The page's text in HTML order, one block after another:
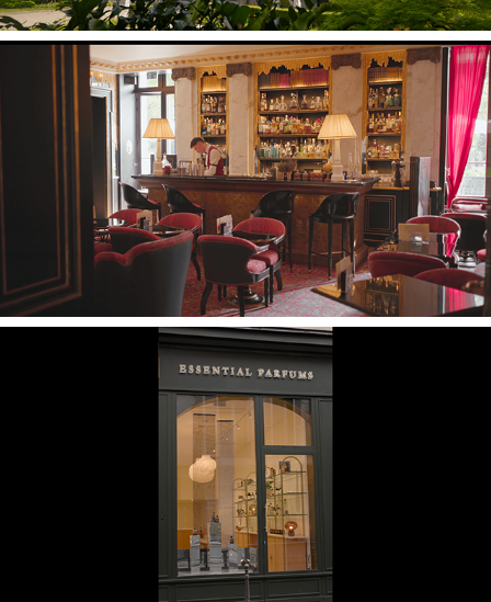
Le Patio de la Pagode
Essential Parfums Le Marais